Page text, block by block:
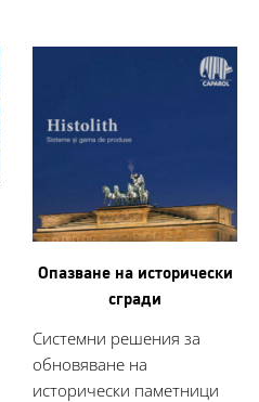
Опазване на исторически
сгради
Системни решения за
обновяване на
исторически паметници